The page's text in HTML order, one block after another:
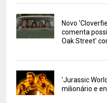
Novo
comenta
Oak Street'
'Jurassic
milionário e